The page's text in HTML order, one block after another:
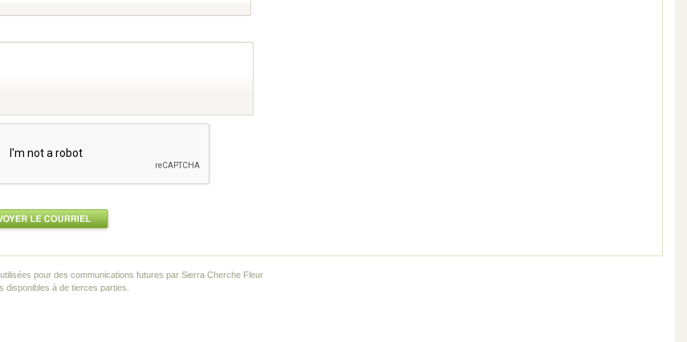
pour des communications futures par Sierra Cherche Fleur
à de tierces parties.